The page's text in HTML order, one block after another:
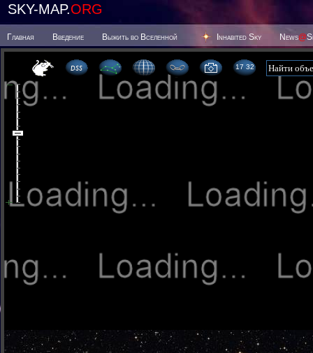
SKY-MAP.ORG
Главная Введение Выжить во Вселенной Inhabited Sky News@
17:32